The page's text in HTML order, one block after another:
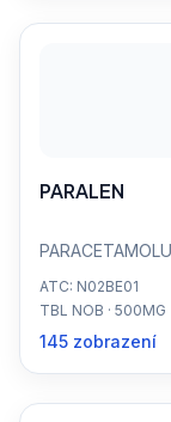
PARALEN
ATC: N02BE01
TBL NOB · 500MG
145 zobrazení